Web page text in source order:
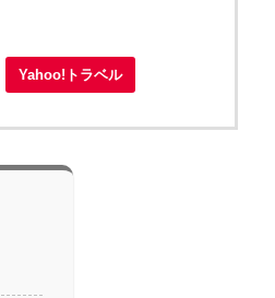
Yahoo!トラベル